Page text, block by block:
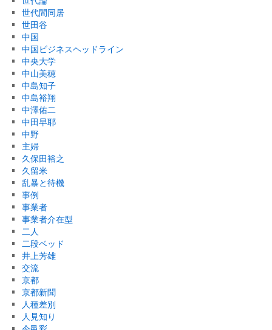
世代間同居
世田谷
中国
中国ビジネスヘッドライン
中央大学
中山美穂
中島知子
中島裕翔
中澤佑二
中田早耶
中野
主婦
久保田裕之
久留米
乱暴と待機
事例
事業者
事業者介在型
二人
二段ベッド
井上芳雄
交流
京都
京都新聞
人種差別
人見知り